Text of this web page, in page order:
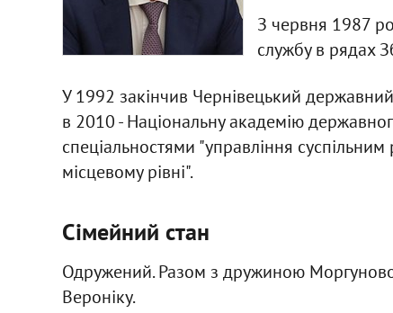
З червня 1987
службу в рядах
У 1992 закінчив Чернівецький державний
в 2010 - Національну академію
спеціальностями "управління
місцевому рівні".
Сімейний стан
Одружений. Разом з дружиною
Вероніку.